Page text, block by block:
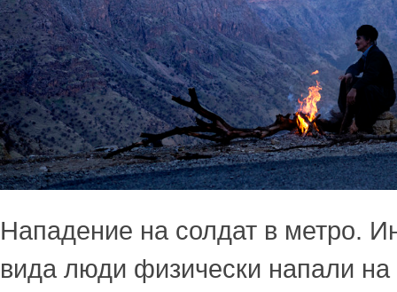
Нападение на солдат в метро.
вида люди физически напали на